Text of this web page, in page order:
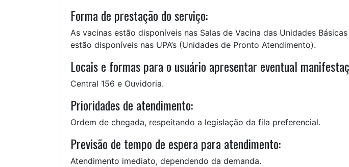
Forma de prestação do serviço:
As vacinas estão disponíveis nas Salas de Vacina das Unidades
estão disponíveis nas UPA’s (Unidades de Pronto Atendimento).
Locais e formas para o usuário apresentar eventual
Central 156 e Ouvidoria.
Prioridades de atendimento:
Ordem de chegada, respeitando a legislação da fila preferencial.
Previsão de tempo de espera para atendimento:
Atendimento imediato, dependendo da demanda.